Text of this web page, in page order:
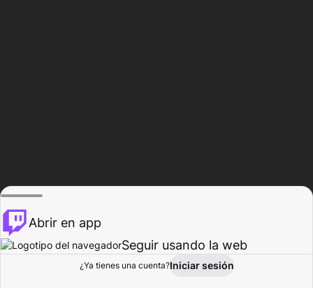
Explorar Actividad
Abrir en app
Seguir usando la web
¿Ya tienes una cuenta?Iniciar sesión